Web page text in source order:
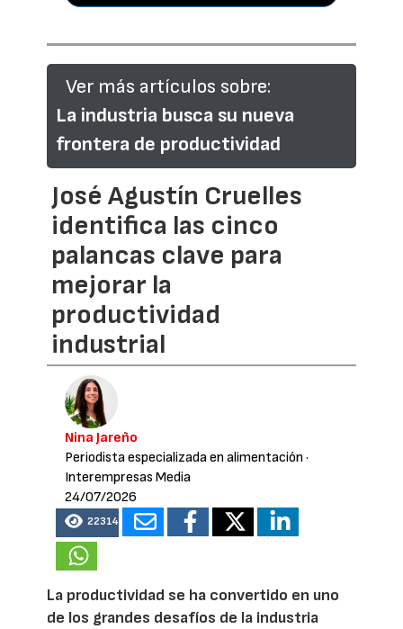
Ver más artículos sobre:
La industria busca su nueva
frontera de productividad
José Agustín Cruelles
identifica las cinco
palancas clave para
mejorar la
productividad
industrial
Nina Jareño
Periodista especializada en alimentación ·
Interempresas Media
24/07/2026
22314
La productividad se ha convertido en uno
de los grandes desafíos de la industria